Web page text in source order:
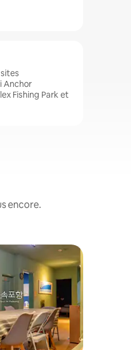
Anchor
Fishing Park et
encore.